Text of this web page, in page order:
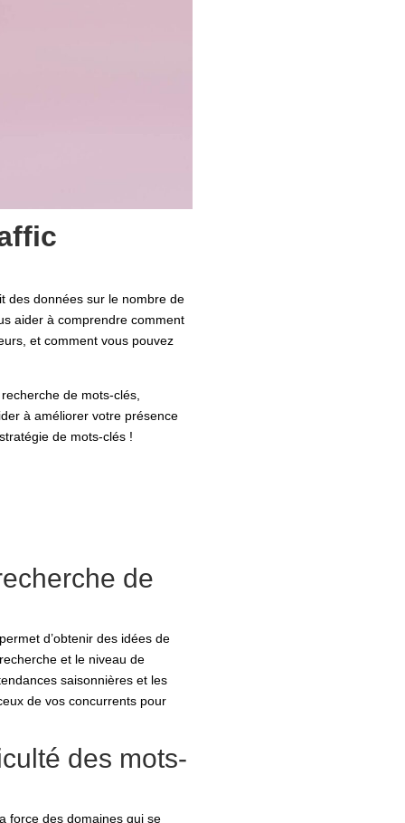
des données sur le nombre de
aider à comprendre comment
et comment vous pouvez
de mots-clés,
à améliorer votre présence
de mots-clés !
de
d’obtenir des idées de
et le niveau de
saisonnières et les
de vos concurrents pour
des mots-
force des domaines qui se